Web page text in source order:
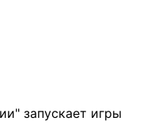
запускает игры